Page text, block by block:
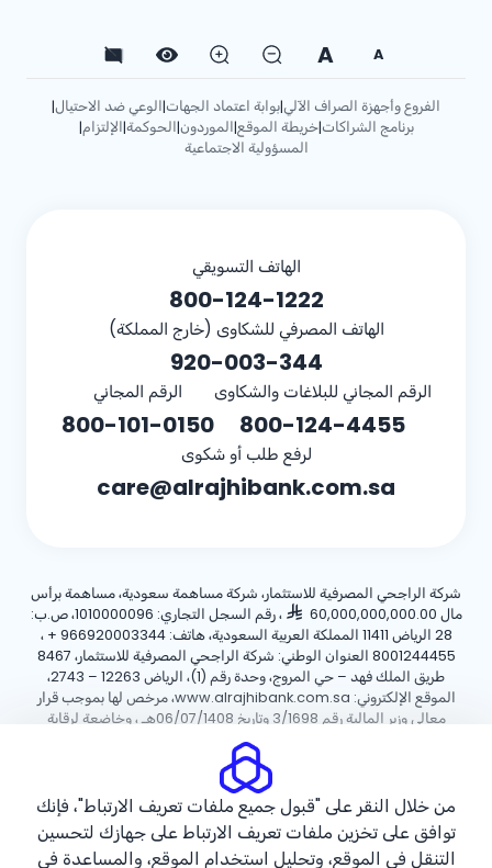
A
A
الفروع وأجهزة الصراف الآلي|بوابة اعتماد الجهات|الوعي ضد الاحتيال|
برنامج الشراكات|خريطة الموقع|الموردون|الحوكمة|الإلتزام|
المسؤولية الاجتماعية
الهاتف التسويقي
800-124-1222
الهاتف المصرفي للشكاوى (خارج المملكة)
920-003-344
الرقم المجاني للبلاغات والشكاوى
800-124-4455
الرقم المجاني
800-101-0150
لرفع طلب أو شكوى
care@alrajhibank.com.sa
شركة الراجحي المصرفية للاستثمار، شركة مساهمة سعودية، مساهمة برأس
مال 60,000,000,000.00
، رقم السجل التجاري: 1010000096، ص.ب:
28 الرياض 11411 المملكة العربية السعودية، هاتف:
+ 966920003344 ،
8001244455 العنوان الوطني: شركة الراجحي المصرفية للاستثمار، 8467
طريق الملك فهد – حي المروج، وحدة رقم (1)، الرياض 12263 – 2743،
الموقع الإلكتروني: www.alrajhibank.com.sa، مرخص لها بموجب قرار
معالي وزير المالية رقم 3/1698 وتاريخ 06/07/1408هـ ، وخاضعة لرقابة
وإشراف البنك المركزي السعودي.
حقوق الطبع والنشر ©2026 مصرف الراجحي.
سياسة ملفات تعريف الارتباطسياسة الخصوصية الأحكام والشروط
من خلال النقر على "قبول جميع ملفات تعريف الارتباط"، فإنك
توافق على تخزين ملفات تعريف الارتباط على جهازك لتحسين
التنقل في الموقع، وتحليل استخدام الموقع، والمساعدة في